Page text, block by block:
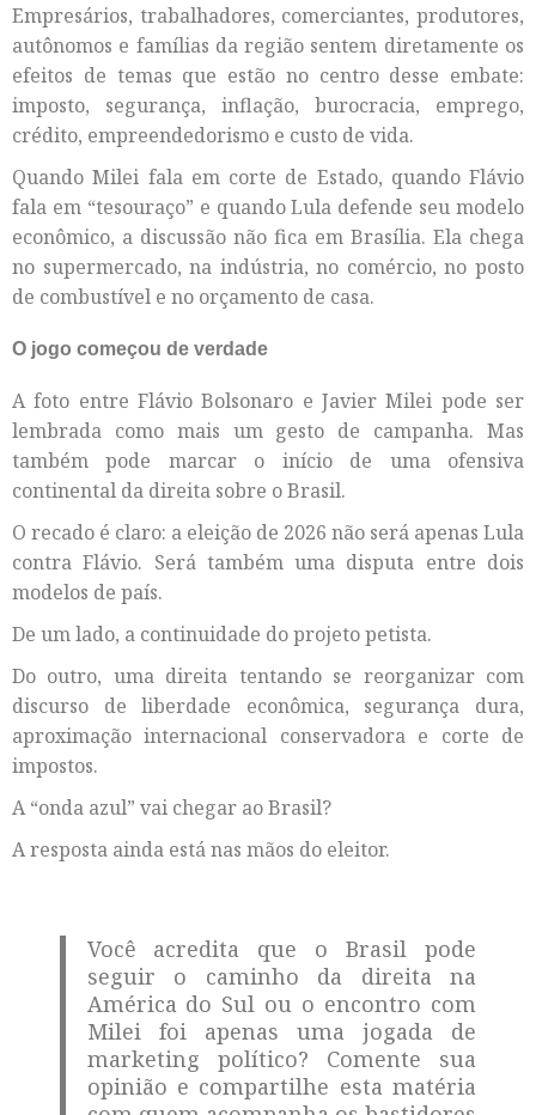
Empresários, trabalhadores, comerciantes, produtores,
autônomos e famílias da região sentem diretamente os
efeitos de temas que estão no centro desse embate:
imposto, segurança, inflação, burocracia, emprego,
crédito, empreendedorismo e custo de vida.
Quando Milei fala em corte de Estado, quando Flávio
fala em “tesouraço” e quando Lula defende seu modelo
econômico, a discussão não fica em Brasília. Ela chega
no supermercado, na indústria, no comércio, no posto
de combustível e no orçamento de casa.
O jogo começou de verdade
A foto entre Flávio Bolsonaro e Javier Milei pode ser
lembrada como mais um gesto de campanha. Mas
também pode marcar o início de uma ofensiva
continental da direita sobre o Brasil.
O recado é claro: a eleição de 2026 não será apenas Lula
contra Flávio. Será também uma disputa entre dois
modelos de país.
De um lado, a continuidade do projeto petista.
Do outro, uma direita tentando se reorganizar com
discurso de liberdade econômica, segurança dura,
aproximação internacional conservadora e corte de
impostos.
A “onda azul” vai chegar ao Brasil?
A resposta ainda está nas mãos do eleitor.
Você acredita que o Brasil pode
seguir o caminho da direita na
América do Sul ou o encontro com
Milei foi apenas uma jogada de
marketing político? Comente sua
opinião e compartilhe esta matéria